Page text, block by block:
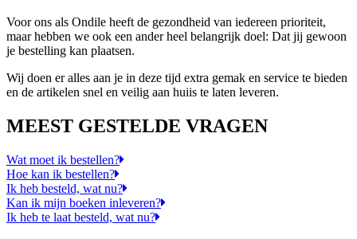
Voor ons als Ondile heeft de gezondheid van iedereen prioriteit,
maar hebben we ook een ander heel belangrijk doel: Dat jij gewoon
je bestelling kan plaatsen.
Wij doen er alles aan je in deze tijd extra gemak en service te bieden
en de artikelen snel en veilig aan huiis te laten leveren.
MEEST GESTELDE VRAGEN
Wat moet ik bestellen?
Hoe kan ik bestellen?
Ik heb besteld, wat nu?
Kan ik mijn boeken inleveren?
Ik heb te laat besteld, wat nu?